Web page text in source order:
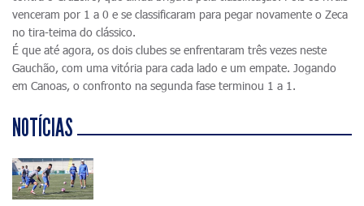
venceram por 1 a 0 e se classificaram para pegar novamente o Zeca
no tira-teima do clássico.
É que até agora, os dois clubes se enfrentaram três vezes neste
Gauchão, com uma vitória para cada lado e um empate. Jogando
em Canoas, o confronto na segunda fase terminou 1 a 1.
NOTÍCIAS